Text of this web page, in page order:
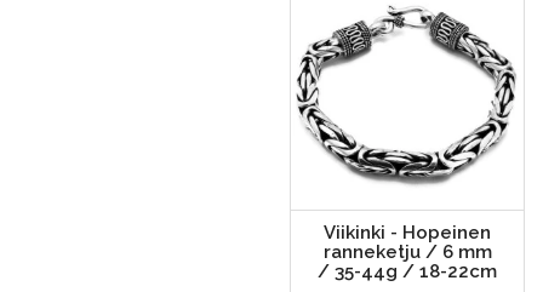
Viikinki - Hopeinen
ranneketju / 6 mm
/ 35-44g / 18-22cm